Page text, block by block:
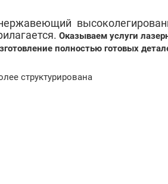
Оказываем услуги
полностью готовых
структурирована